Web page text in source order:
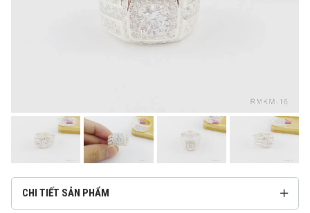
CHI TIẾT SẢN PHẨM